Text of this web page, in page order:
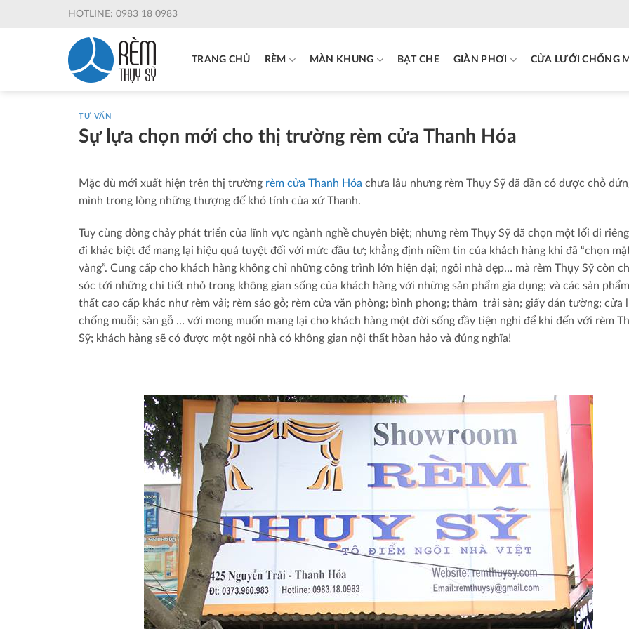
HOTLINE: 0983 18 0983
TRANG CHỦ RÈM MÀN KHUNG BẠT CHE GIÀN PHƠI CỬA LƯỚI CHỐNG
TƯ VẤN
Sự lựa chọn mới cho thị trường rèm cửa Thanh Hóa
Mặc dù mới xuất hiện trên thị trường rèm cửa Thanh Hóa chưa lâu nhưng rèm Thụy Sỹ đã dần có được chỗ
mình trong lòng những thượng đế khó tính của xứ Thanh.
Tuy cùng dòng chảy phát triển của lĩnh vực ngành nghề chuyên biệt; nhưng rèm Thụy Sỹ đã chọn một lối đi
đi khác biệt để mang lại hiệu quả tuyệt đối với mức đầu tư; khẳng định niềm tin của khách hàng khi đã “chọn
vàng”. Cung cấp cho khách hàng không chỉ những công trình lớn hiện đại; ngôi nhà đẹp… mà rèm Thụy Sỹ còn
sóc tới những chi tiết nhỏ trong không gian sống của khách hàng với những sản phẩm gia dụng; và các sản
thất cao cấp khác như rèm vải; rèm sáo gỗ; rèm cửa văn phòng; bình phong; thảm trải sàn; giấy dán tường; cửa
chống muỗi; sàn gỗ … với mong muốn mang lại cho khách hàng một đời sống đầy tiện nghi để khi đến với rèm
Sỹ; khách hàng sẽ có được một ngôi nhà có không gian nội thất hòan hảo và đúng nghĩa!